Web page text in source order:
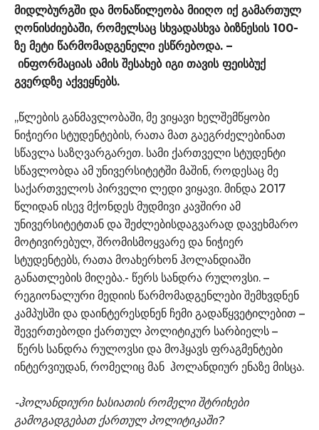
მიდლბურგში და მონაწილეობა მიიღო იქ გამართულ
ღონისძიებაში, რომელსაც სხვადასხვა ბიზნესის 100-
ზე მეტი წარმომადგენელი ესწრებოდა. –
ინფორმაციას ამის შესახებ იგი თავის ფეისბუქ
გვერდზე აქვეყნებს.
,,წლების განმავლობაში, მე ვიყავი ხელშემწყობი
ნიჭიერი სტუდენტების, რათა მათ გაეგრძელებინათ
სწავლა საზღვარგარეთ. სამი ქართველი სტუდენტი
სწავლობდა ამ უნივერსიტეტში მაშინ, როდესაც მე
საქართველოს პირველი ლედი ვიყავი. მინდა 2017
წლიდან ისევ მქონდეს მუდმივი კავშირი ამ
უნივერსიტეტთან და შეძლებისდაგვარად დავეხმარო
მოტივირებულ, შრომისმოყვარე და ნიჭიერ
სტუდენტებს, რათა მოახერხონ ჰოლანდიაში
განათლების მიღება.- წერს სანდრა რულოვსი. –
რეგიონალური მედიის წარმომადგენლები შემხვდნენ
კამპუსში და დაინტერესდნენ ჩემი გადაწყვეტილებით –
შევერთებოდი ქართულ პოლიტიკურ სარბიელს –
წერს სანდრა რულოვსი და მოჰყავს ფრაგმენტები
ინტერვიუდან, რომელიც მან ჰოლანდიურ ენაზე მისცა.
-ჰოლანდიური ხასიათის რომელი შტრიხები
გამოგადგებათ ქართულ პოლიტიკაში?